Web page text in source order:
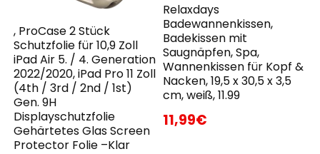
, ProCase 2 Stück
Schutzfolie für 10,9 Zoll
iPad Air 5. / 4. Generation
2022/2020, iPad Pro 11 Zoll
(4th / 3rd / 2nd / 1st)
Gen. 9H
Displayschutzfolie
Gehärtetes Glas Screen
Protector Folie –Klar
Relaxdays
Badewannenkissen,
Badekissen mit
Saugnäpfen, Spa,
Wannenkissen für Kopf &
Nacken, 19,5 x 30,5 x 3,5
cm, weiß, 11.99
11,99€